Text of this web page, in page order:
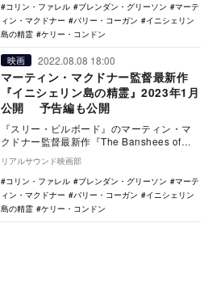
コリン・ファレル
ブレンダン・グリーソン
マーテ
ィン・マクドナー
バリー・コーガン
イニシェリン
島の精霊
ケリー・コンドン
映画 2022.08.08 18:00
マーティン・マクドナー監督最新作
『イニシェリン島の精霊』2023年1月
公開 予告編も公開
『スリー・ビルボード』のマーティン・マ
クドナー監督最新作『The Banshees of
Inisherin（原題）』が、『イニ…
リアルサウンド映画部
コリン・ファレル
ブレンダン・グリーソン
マーテ
ィン・マクドナー
バリー・コーガン
イニシェリン
島の精霊
ケリー・コンドン